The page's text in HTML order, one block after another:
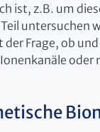
ist, z.B. um
untersuchen
Frage, ob
oder